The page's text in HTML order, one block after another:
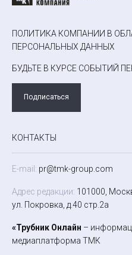
ПОЛИТИКА КОМПАНИИ В
ПЕРСОНАЛЬНЫХ ДАННЫХ
БУДЬТЕ В КУРСЕ СОБЫТИЙ
Подписаться
КОНТАКТЫ
E-mail: pr@tmk-group.com
Адрес редакции: 101000,
ул. Покровка, д.40 стр.2а
«Трубник Онлайн –
медиаплатформа ТМК